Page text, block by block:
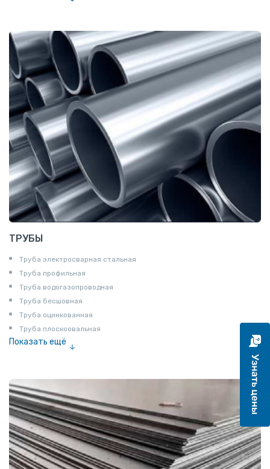
Катанка
Шестигранник
Полособульб
Полукруг
Шпунт Ларсена
ТРУБЫ
Труба электросварная стальная
Труба профильная
Труба водогазопроводная
Труба бесшовная
Труба оцинкованная
Труба плоскоовальная
Показать ещё